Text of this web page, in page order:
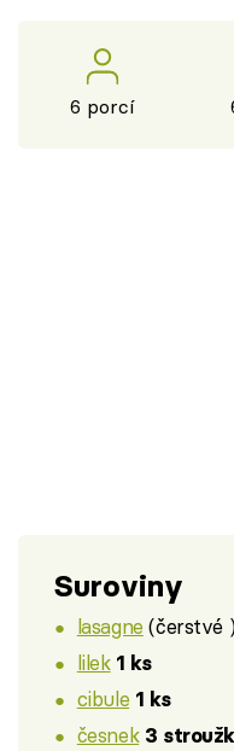
6 porcí
Suroviny
lasagne (čerstvé
lilek 1 ks
cibule 1 ks
česnek 3